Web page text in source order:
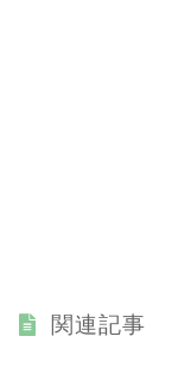
関連記事